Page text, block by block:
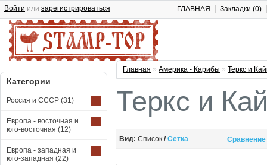
Войти или зарегистрироваться ГЛАВНАЯ Закладки (0)
Категории
Россия и СССР (31)
Европа - восточная и
юго-восточная (12)
Европа - западная и
юго-западная (22)
Главная » Америка - Карибы » Теркс и
Теркс и
Вид: Список / Сетка Сравнение